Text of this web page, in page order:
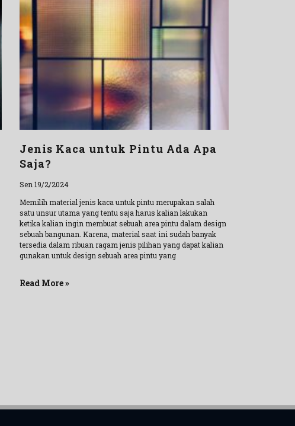
Jenis Kaca untuk Pintu Ada Apa
Saja?
Sen 19/2/2024
Memilih material jenis kaca untuk pintu merupakan salah
satu unsur utama yang tentu saja harus kalian lakukan
ketika kalian ingin membuat sebuah area pintu dalam design
sebuah bangunan. Karena, material saat ini sudah banyak
tersedia dalam ribuan ragam jenis pilihan yang dapat kalian
gunakan untuk design sebuah area pintu yang
Read More »